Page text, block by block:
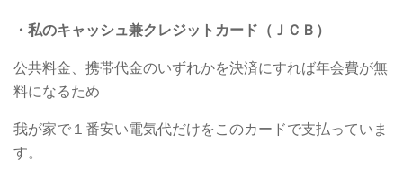
・私のキャッシュ兼クレジットカード（ＪＣＢ）
公共料金、携帯代金のいずれかを決済にすれば年会費が無
料になるため
我が家で１番安い電気代だけをこのカードで支払っていま
す。